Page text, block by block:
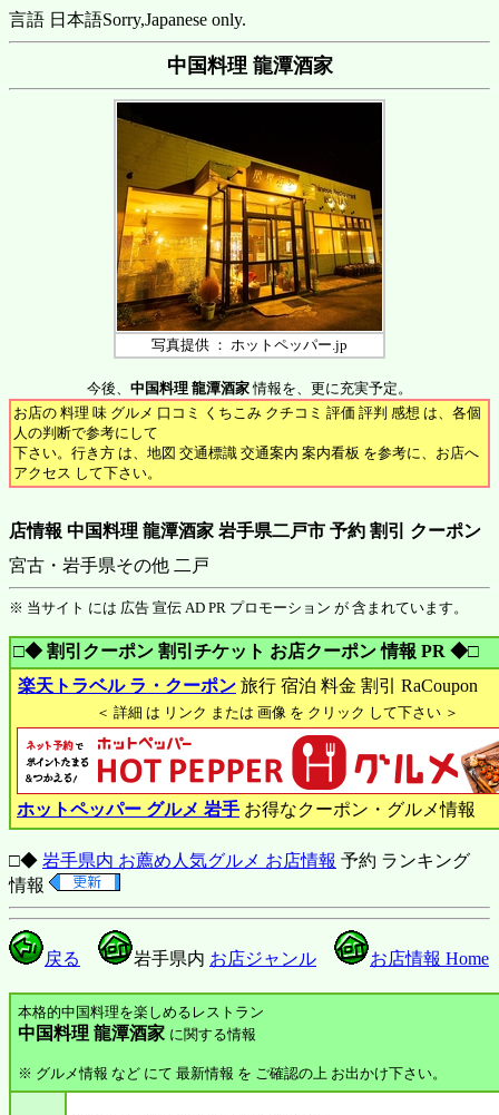
言語 日本語Sorry,Japanese only.
中国料理 龍潭酒家
写真提供 ： ホットペッパー.jp
今後、 中国料理 龍潭酒家情報を、更に充実予定。
お店の 料理 味 グルメ 口コミ くちこみ クチコミ 評価 評判 感想 は、各個
人の判断で参考にして
下さい。行き方 は、地図 交通標識 交通案内 案内看板 を参考に、お店へ
アクセス して下さい。
店情報 中国料理 龍潭酒家 岩手県二戸市 予約 割引 クーポン
宮古・岩手県その他 二戸
※ 当サイト には 広告 宣伝 AD PR プロモーション が 含まれています。
□◆ 割引クーポン 割引チケット お店クーポン 情報 PR ◆□
楽天トラベル ラ・クーポン 旅行 宿泊 料金 割引 RaCoupon
＜ 詳細 は リンク または 画像 を クリック して下さい ＞
ホットペッパー グルメ 岩手 お得なクーポン・グルメ情報
□◆ 岩手県内 お薦め人気グルメ お店情報 予約 ランキング
情報
戻る 岩手県内 お店ジャンル お店情報 Home
本格的中国料理を楽しめるレストラン
中国料理 龍潭酒家 に関する情報
※ グルメ情報 など にて 最新情報 を ご確認の上 お出かけ下さい。